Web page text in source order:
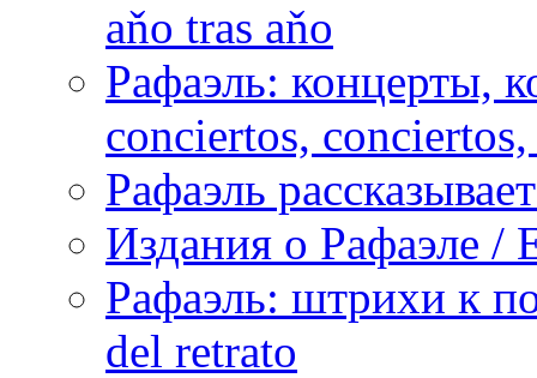
aňo tras aňo
Рафаэль: концерты,
conciertos,
Рафаэль
Издания о Рафаэле /
Рафаэль: штрихи к
del retrato